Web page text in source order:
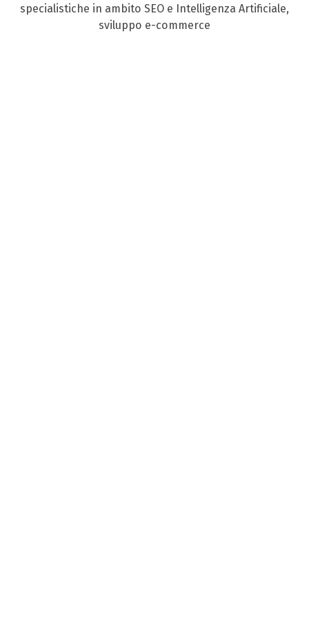
specialistiche in ambito SEO e Intelligenza Artificiale,
sviluppo e-commerce